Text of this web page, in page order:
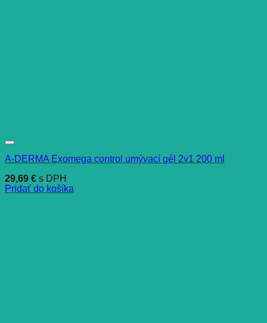
A-DERMA Exomega control umývací gél 2v1 200 ml
29,69 € s DPH
Pridať do košíka